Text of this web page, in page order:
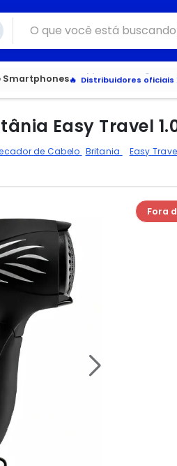
Smartphones Veja os Lançamentos
Distribuidores oficiais
Easy Travel
de Cabelo Britania Easy
Fora